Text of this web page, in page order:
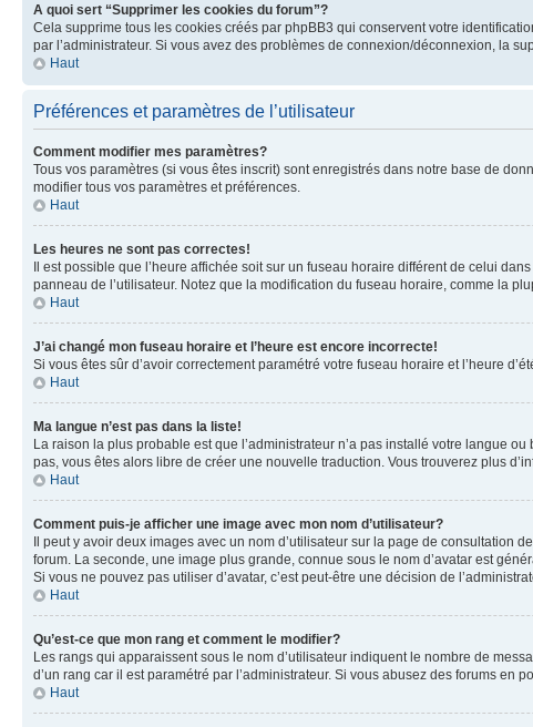
A quoi sert “Supprimer les cookies du forum”?
Cela supprime tous les cookies créés par phpBB3 qui conservent votre
par l’administrateur. Si vous avez des problèmes de connexion/déconnexion, la
Haut
Préférences et paramètres de l’utilisateur
Comment modifier mes paramètres?
Tous vos paramètres (si vous êtes inscrit) sont enregistrés dans notre base de
modifier tous vos paramètres et préférences.
Haut
Les heures ne sont pas correctes!
Il est possible que l’heure affichée soit sur un fuseau horaire différent de celui
panneau de l’utilisateur. Notez que la modification du fuseau horaire, comme la
Haut
J’ai changé mon fuseau horaire et l’heure est encore incorrecte!
Si vous êtes sûr d’avoir correctement paramétré votre fuseau horaire et l’heure
Haut
Ma langue n’est pas dans la liste!
La raison la plus probable est que l’administrateur n’a pas installé votre langue
pas, vous êtes alors libre de créer une nouvelle traduction. Vous trouverez plus
Haut
Comment puis-je afficher une image avec mon nom d’utilisateur?
Il peut y avoir deux images avec un nom d’utilisateur sur la page de consultation
forum. La seconde, une image plus grande, connue sous le nom d’avatar est
Si vous ne pouvez pas utiliser d’avatar, c’est peut-être une décision de
Haut
Qu’est-ce que mon rang et comment le modifier?
Les rangs qui apparaissent sous le nom d’utilisateur indiquent le nombre de
d’un rang car il est paramétré par l’administrateur. Si vous abusez des forums en
Haut